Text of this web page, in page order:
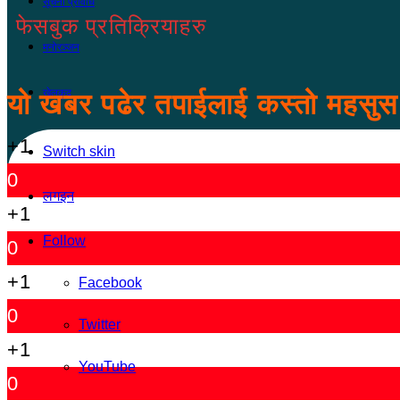
मनोरञ्जन
खेलकुद
Switch skin
लगइन
Follow
Facebook
Twitter
YouTube
फेसबुक प्रतिक्रियाहरु
यो खबर पढेर तपाईलाई कस्तो
+1
0
+1
0
+1
0
+1
0